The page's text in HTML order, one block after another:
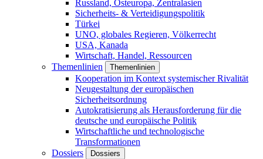
Russland, Osteuropa, Zentralasien
Sicherheits- & Verteidigungspolitik
Türkei
UNO, globales Regieren, Völkerrecht
USA, Kanada
Wirtschaft, Handel, Ressourcen
Themenlinien
Themenlinien
Kooperation im Kontext systemischer Rivalität
Neugestaltung der europäischen
Sicherheitsordnung
Autokratisierung als Herausforderung für die
deutsche und europäische Politik
Wirtschaftliche und technologische
Transformationen
Dossiers
Dossiers